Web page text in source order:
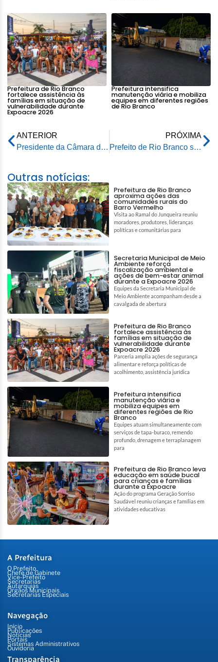
Prefeitura de Rio Branco
fortalece assistência às
famílias em situação de
vulnerabilidade durante
Expoacre 2026
Prefeitura intensifica
manutenção viária e mobiliza
equipes em diferentes regiões
de Rio Branco
ANTERIOR
Presidente da Câmara de Vereadores assume interinamente a Prefeitura de Rio Branco
PRÓXIMA
Prefeito de Rio Branco se reúne com empresários do setor moveleiro para valorizar produção local
Outras notícias:
Prefeitura de Rio Branco
aproxima ações das
comunidades rurais do
Barro Vermelho
Visita ao Ramal do Junqueira reuniu
moradores, produtores, lideranças
políticas e comunitárias para
Secretaria Municipal de Meio
Ambiente reforça
fiscalização ambiental e
ações de bem-estar animal
durante a Expoacre 2026
Equipes da Secretaria Municipal de
Meio Ambiente acompanham desde a
cavalgada de abertura
Prefeitura de Rio Branco
fortalece assistência às
famílias em situação de
vulnerabilidade durante
Expoacre 2026
Parceria amplia ações de segurança
alimentar e reforça políticas de
acolhimento, assistência jurídica
Prefeitura intensifica
manutenção viária e
mobiliza equipes em
diferentes regiões de Rio
Branco
Equipes atuam simultaneamente com
serviços de tapa-buraco, remendo
profundo, drenagem e terraplanagem
para
Prefeitura de Rio Branco leva
educação em saúde bucal
para crianças e famílias
durante a Expoacre
Ação do programa Geração Sorriso
Saudável reuniu crianças e famílias em
atividades educativas
A Prefeitura
O Prefeito
Chefe de Gabinete
Vice-Prefeito
Secretarias
Autarquias
Órgãos Municipais
Secretarias Especiais
Navegação
Início
Publicações
Notícias
Portais
Sistemas Administrativos
Ouvidoria
Transparência